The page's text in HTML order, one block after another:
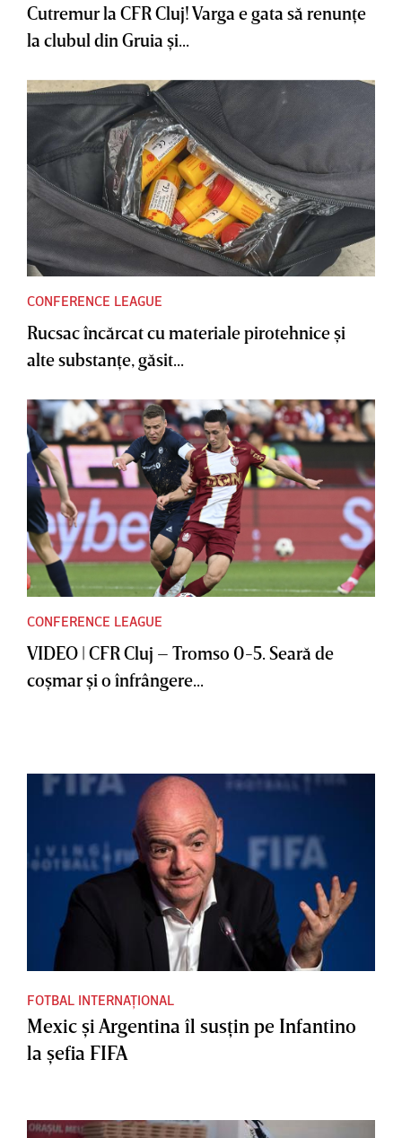
Cutremur la CFR Cluj! Varga e gata să renunţe
la clubul din Gruia şi...
CONFERENCE LEAGUE
Rucsac încărcat cu materiale pirotehnice şi
alte substanţe, găsit...
CONFERENCE LEAGUE
VIDEO | CFR Cluj – Tromso 0-5. Seară de
coşmar şi o înfrângere...
FOTBAL INTERNAȚIONAL
Mexic şi Argentina îl susţin pe Infantino
la şefia FIFA